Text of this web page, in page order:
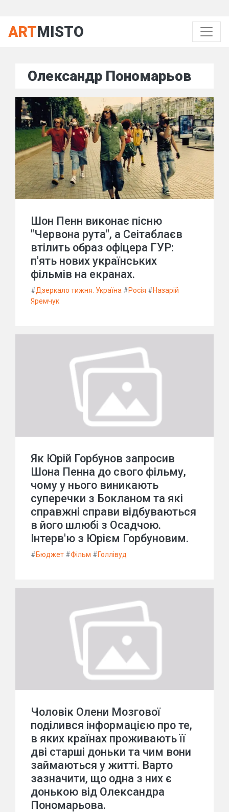
ARTMISTO
Олександр Пономарьов
Шон Пенн виконає пісню
"Червона рута", а Сеітаблаєв
втілить образ офіцера ГУР:
п'ять нових українських
фільмів на екранах.
#Дзеркало тижня. Україна #Росія #Назарій
Яремчук
Як Юрій Горбунов запросив
Шона Пенна до свого фільму,
чому у нього виникають
суперечки з Бокланом та які
справжні справи відбуваються
в його шлюбі з Осадчою.
Інтерв'ю з Юрієм Горбуновим.
#Бюджет #Фільм #Голлівуд
Чоловік Олени Мозгової
поділився інформацією про те,
в яких країнах проживають її
дві старші доньки та чим вони
займаються у житті. Варто
зазначити, що одна з них є
донькою від Олександра
Пономарьова.